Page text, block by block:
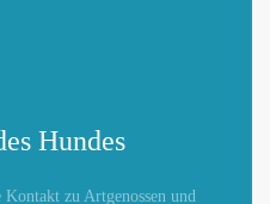
Hundes
zu Artgenossen und